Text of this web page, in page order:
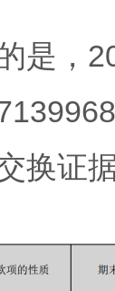
是，
换证